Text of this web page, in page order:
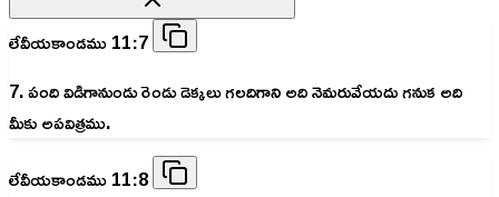
లేవీయకాండము 11:7
7. పంది విడిగానుండు రెండు డెక్కలు గలదిగాని అది నెమరువేయదు గనుక అది
మీకు అపవిత్రము.
లేవీయకాండము 11:8